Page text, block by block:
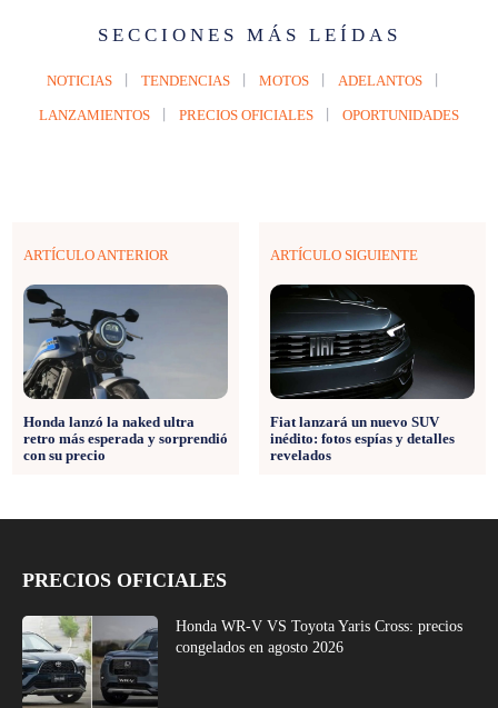
SECCIONES MÁS LEÍDAS
NOTICIAS TENDENCIAS MOTOS ADELANTOS
LANZAMIENTOS PRECIOS OFICIALES OPORTUNIDADES
ARTÍCULO ANTERIOR
Honda lanzó la naked ultra
retro más esperada y sorprendió
con su precio
ARTÍCULO SIGUIENTE
Fiat lanzará un nuevo SUV
inédito: fotos espías y detalles
revelados
PRECIOS OFICIALES
Honda WR-V VS Toyota Yaris Cross: precios
congelados en agosto 2026